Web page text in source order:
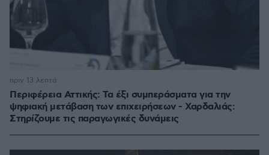
Περιφέρεια Αττικής: Τα έξι συμπεράσματα για την
ψηφιακή μετάβαση των επιχειρήσεων - Χαρδαλιάς:
Στηρίζουμε τις παραγωγικές δυνάμεις
πριν 13 λεπτά